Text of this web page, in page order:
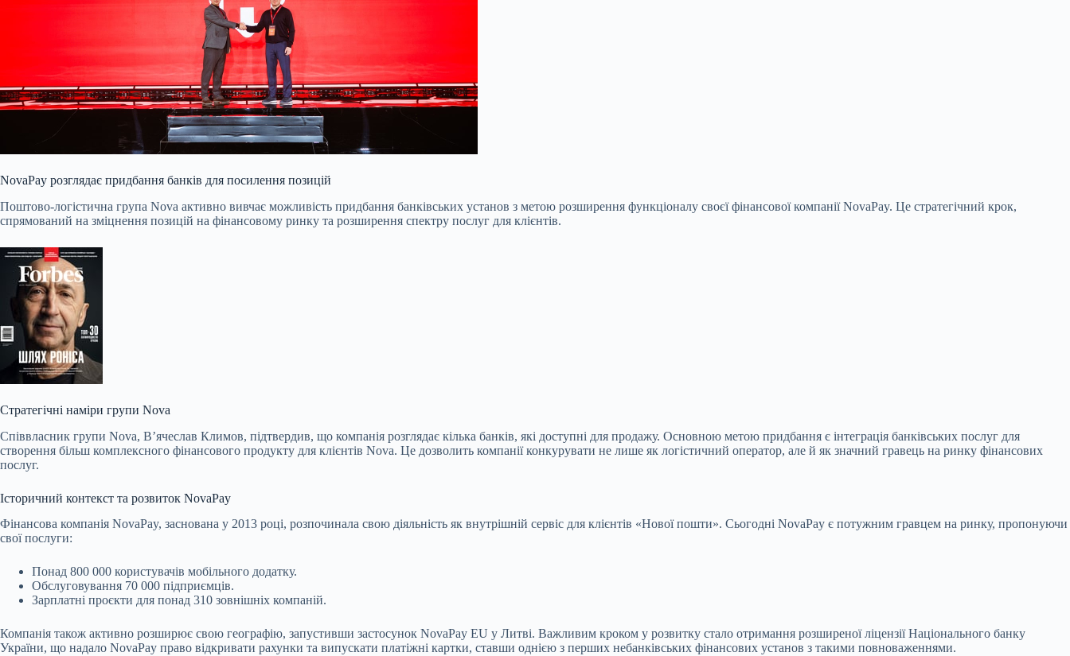
NovaPay розглядає придбання банків для посилення позицій
Поштово-логістична група Nova активно вивчає можливість придбання банківських установ з метою розширення функціоналу своєї фінансової компанії NovaPay. Це стратегічний крок,
спрямований на зміцнення позицій на фінансовому ринку та розширення спектру послуг для клієнтів.
Стратегічні наміри групи Nova
Співвласник групи Nova, В’ячеслав Климов, підтвердив, що компанія розглядає кілька банків, які доступні для продажу. Основною метою придбання є інтеграція банківських послуг для
створення більш комплексного фінансового продукту для клієнтів Nova. Це дозволить компанії конкурувати не лише як логістичний оператор, але й як значний гравець на ринку фінансових
послуг.
Історичний контекст та розвиток NovaPay
Фінансова компанія NovaPay, заснована у 2013 році, розпочинала свою діяльність як внутрішній сервіс для клієнтів «Нової пошти». Сьогодні NovaPay є потужним гравцем на ринку, пропонуючи
свої послуги:
Понад 800 000 користувачів мобільного додатку.
Обслуговування 70 000 підприємців.
Зарплатні проєкти для понад 310 зовнішніх компаній.
Компанія також активно розширює свою географію, запустивши застосунок NovaPay EU у Литві. Важливим кроком у розвитку стало отримання розширеної ліцензії Національного банку
України, що надало NovaPay право відкривати рахунки та випускати платіжні картки, ставши однією з перших небанківських фінансових установ з такими повноваженнями.